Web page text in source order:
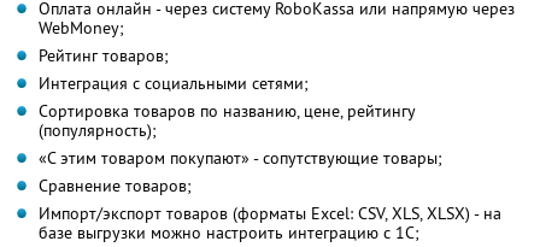
Оплата онлайн - через систему RoboKassa или напрямую через
WebMoney;
Рейтинг товаров;
Интеграция с социальными сетями;
Сортировка товаров по названию, цене, рейтингу
(популярность);
«С этим товаром покупают» - сопутствующие товары;
Сравнение товаров;
Импорт/экспорт товаров (форматы Excel: CSV, XLS, XLSX) - на
базе выгрузки можно настроить интеграцию с 1С;